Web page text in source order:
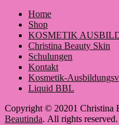
Home
Shop
KOSMETIK
Christina Beauty Skin
Schulungen
Kontakt
Kosmetik-
Liquid BBL
Copyright © 20201 Christina
Beautinda. All rights reserved.